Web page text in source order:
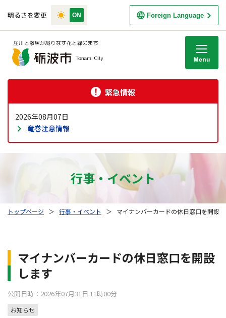
明るさを変更 Foreign Language
緊急情報
2026年08月07日
竜巻注意情報
行事・イベント
トップページ ＞ 行事・イベント ＞ マイナンバーカードの休日窓口を開設
マイナンバーカードの休日窓口を開設
します
公開日時：2026年07月31日 11時00分
お知らせ